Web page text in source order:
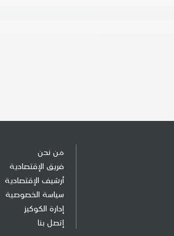
من نحن
فريق الإقتصادية
أرشيف الإقتصادية
سياسة الخصوصية
إدارة الكوكيز
إتصل بنا